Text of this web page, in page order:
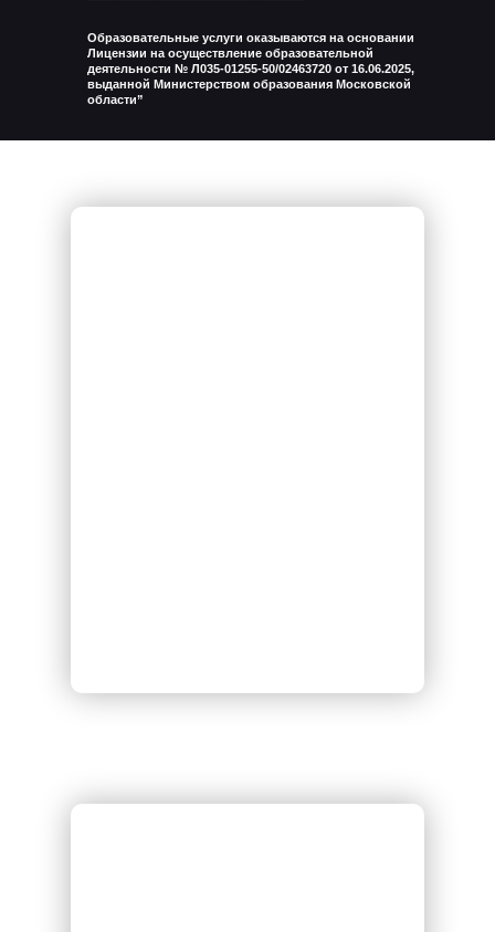
Образовательные услуги оказываются на основании
Лицензии на осуществление образовательной
деятельности № Л035-01255-50/02463720 от 16.06.2025,
выданной Министерством образования Московской
области”